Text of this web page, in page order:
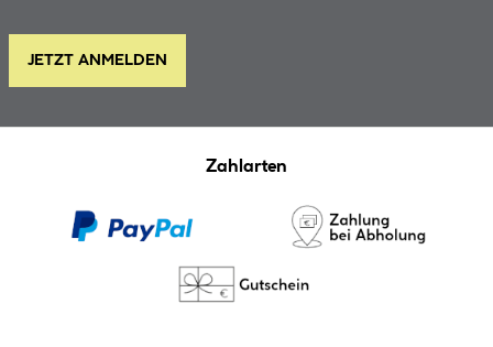
JETZT ANMELDEN
Zahlarten